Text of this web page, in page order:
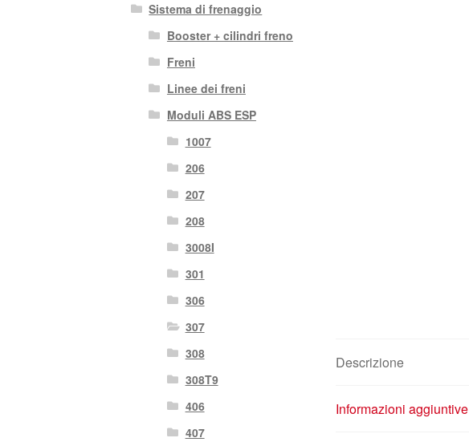
Descrizione
Informazioni aggiuntive
Sistema di frenaggio
Booster + cilindri freno
Freni
Linee dei freni
Moduli ABS ESP
1007
206
207
208
3008I
301
306
307
308
308T9
406
407